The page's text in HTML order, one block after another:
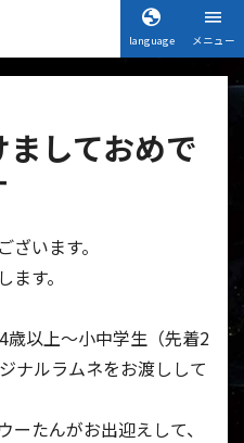
language メニュー
しておめで
います。
す。
以上～小中学生（先着2
ナルラムネをお渡しして
たんがお出迎えして、